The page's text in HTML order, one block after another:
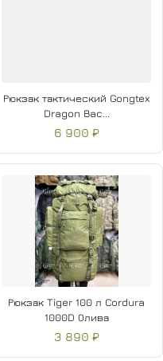
Рюкзак тактический Gongtex
Dragon Bac...
6 900 ₽
Рюкзак Tiger 100 л Cordura
1000D Олива
3 890 ₽